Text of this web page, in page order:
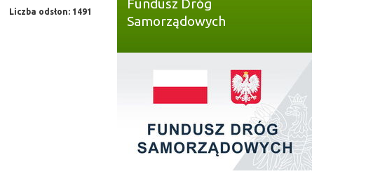
Liczba odsłon: 1491
Fundusz Dróg
Samorządowych